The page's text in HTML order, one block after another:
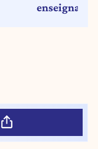
enseignants